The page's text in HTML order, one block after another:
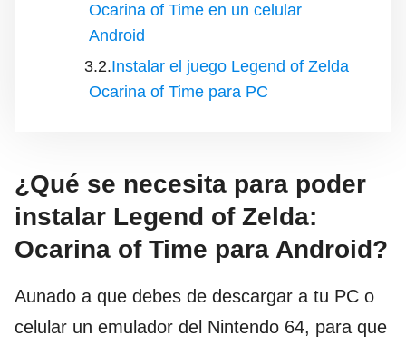
Ocarina of Time en un celular
Android
Instalar el juego Legend of Zelda
Ocarina of Time para PC
¿Qué se necesita para poder
instalar Legend of Zelda:
Ocarina of Time para Android?
Aunado a que debes de descargar a tu PC o
celular un emulador del Nintendo 64, para que